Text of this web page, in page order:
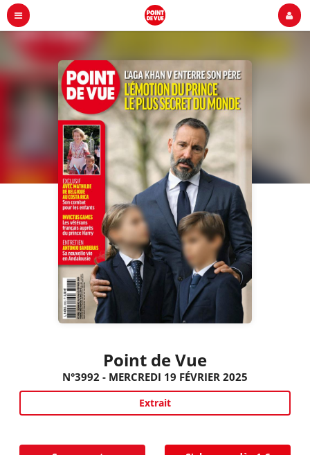
Point de Vue
N°3992 - MERCREDI 19 FÉVRIER 2025
Extrait